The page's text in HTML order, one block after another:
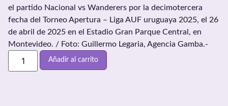
el partido Nacional vs Wanderers por la decimotercera
fecha del Torneo Apertura – Liga AUF uruguaya 2025, el 26
de abril de 2025 en el Estadio Gran Parque Central, en
Montevideo. / Foto: Guillermo Legaria, Agencia Gamba.-
Añadir al carrito